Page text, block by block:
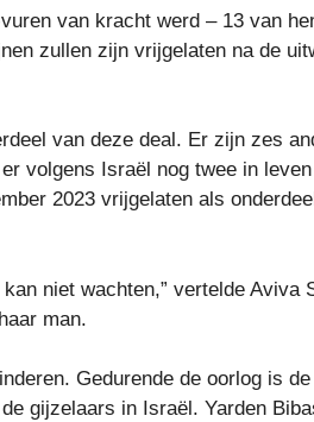
van kracht werd – 13 van
zullen zijn vrijgelaten na de
van deze deal. Er zijn zes
volgens Israël nog twee in
2023 vrijgelaten als
niet wachten,” vertelde Aviva
man.
Gedurende de oorlog is
gijzelaars in Israël. Yarden